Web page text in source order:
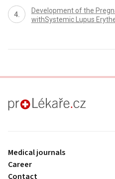
Development of the
withSystemic Lupus
proLékaře.cz
Medical journals
Career
Contact